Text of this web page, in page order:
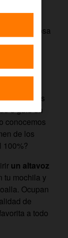
maravillosa
libre
en la
o
con más
o guíe en
conocemos
de los
100%?
un altavoz
tu mochila y
Ocupan
de
a todo